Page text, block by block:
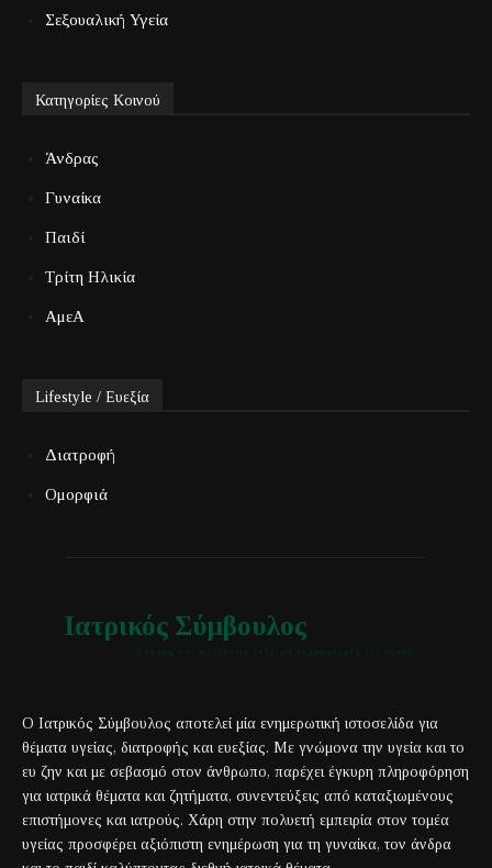
Σεξουαλική Υγεία
Κατηγορίες Κοινού
Άνδρας
Γυναίκα
Παιδί
Τρίτη Ηλικία
ΑμεΑ
Lifestyle / Ευεξία
Διατροφή
Ομορφιά
Ιατρικός Σύμβουλος
Ο Ιατρικός Σύμβουλος αποτελεί μία ενημερωτική ιστοσελίδα για
θέματα υγείας, διατροφής και ευεξίας. Με γνώμονα την υγεία και το
ευ ζην και με σεβασμό στον άνθρωπο, παρέχει έγκυρη πληροφόρηση
για ιατρικά θέματα και ζητήματα, συνεντεύξεις από καταξιωμένους
επιστήμονες και ιατρούς. Χάρη στην πολυετή εμπειρία στον τομέα
υγείας προσφέρει αξιόπιστη ενημέρωση για τη γυναίκα, τον άνδρα